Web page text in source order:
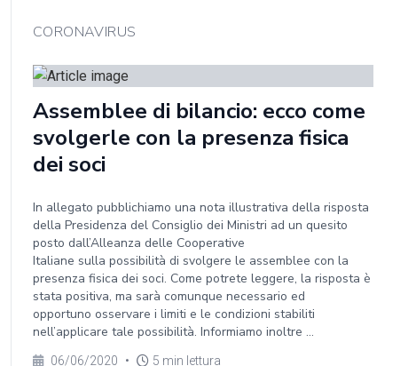
CORONAVIRUS
Assemblee di bilancio: ecco come
svolgerle con la presenza fisica
dei soci
In allegato pubblichiamo una nota illustrativa della risposta
della Presidenza del Consiglio dei Ministri ad un quesito
posto dall’Alleanza delle Cooperative
Italiane sulla possibilità di svolgere le assemblee con la
presenza fisica dei soci. Come potrete leggere, la risposta è
stata positiva, ma sarà comunque necessario ed
opportuno osservare i limiti e le condizioni stabiliti
nell’applicare tale possibilità. Informiamo inoltre ...
06/06/2020 • 5 min lettura